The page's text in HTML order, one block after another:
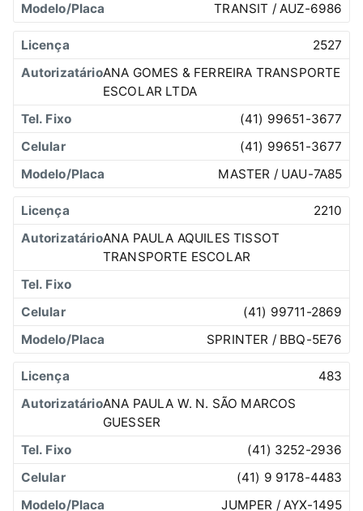
TRANSIT / AUZ-6986
2527
ANA GOMES & FERREIRA TRANSPORTE
ESCOLAR LTDA
(41) 99651-3677
(41) 99651-3677
MASTER / UAU-7A85
2210
ANA PAULA AQUILES TISSOT
TRANSPORTE ESCOLAR
(41) 99711-2869
SPRINTER / BBQ-5E76
483
ANA PAULA W. N. SÃO MARCOS
GUESSER
(41) 3252-2936
(41) 9 9178-4483
JUMPER / AYX-1495